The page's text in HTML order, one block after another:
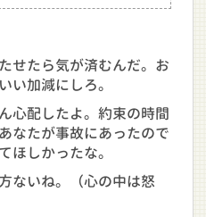
せたら気が済むんだ。お
い加減にしろ。
心配したよ。約束の時間
なたが事故にあったので
ほしかったな。
ないね。（心の中は怒